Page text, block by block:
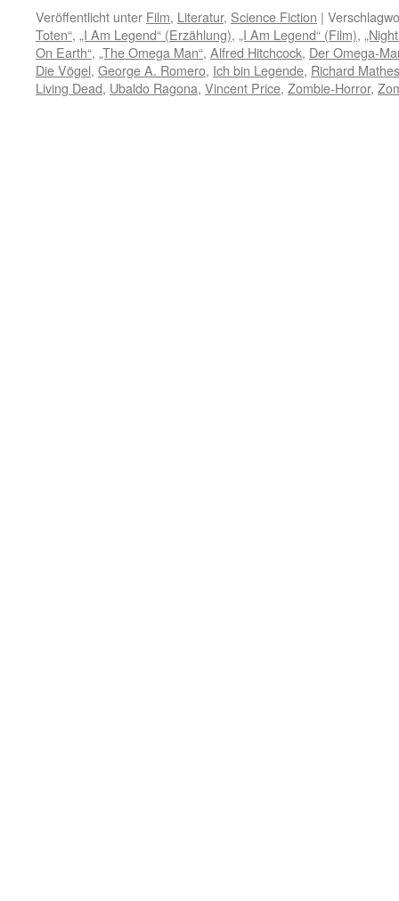
Veröffentlicht unter Film, Literatur, Science Fiction |
Toten“, „I Am Legend“ (Erzählung), „I Am Legend“ (Film),
On Earth“, „The Omega Man“, Alfred Hitchcock, Der Omega-
Die Vögel, George A. Romero, Ich bin Legende, Richard
Living Dead, Ubaldo Ragona, Vincent Price, Zombie-Horror,